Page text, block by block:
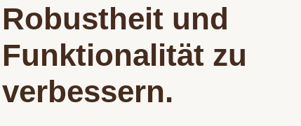
Robustheit und
Funktionalität zu
verbessern.